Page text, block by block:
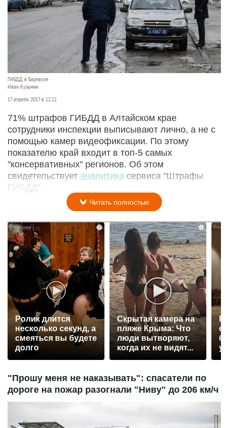
ГИБДД в Барнауле
Иван Кузьмин
17 апреля 2017 в 12:22
71% штрафов ГИБДД в Алтайском крае
сотрудники инспекции выписывают лично, а не с
помощью камер видеофиксации. По этому
показателю край входит в топ-5 самых
"консервативных" регионов. Об этом
свидетельствует аналитика сервиса "Штрафы
ГИБДД".
Читать полностью
Ролик длится
несколько секунд, а
смеяться вы будете
долго
i
Скрытая камера на
пляже Крыма: Что
люди вытворяют,
когда их не видят...
"Прошу меня не наказывать": спасатели по
дороге на пожар разогнали "Ниву" до 206 км/ч